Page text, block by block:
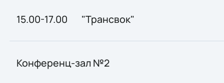
15.00-17.00 "Трансвок"
Конференц-зал №2